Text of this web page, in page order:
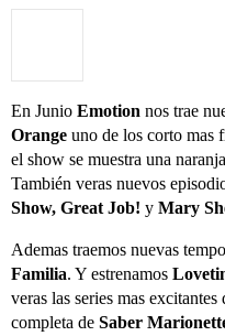
En Junio Emotion nos trae
Orange uno de los corto mas
el show se muestra una
También veras nuevos
Show, Great Job! y Mary
Ademas traemos nuevas
Familia. Y estrenamos
veras las series mas
completa de Saber